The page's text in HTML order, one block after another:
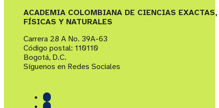
ACADEMIA COLOMBIANA DE CIENCIAS EXACTAS,
FÍSICAS Y NATURALES
Carrera 28 A No. 39A-63
Código postal: 110110
Bogotá, D.C.
Síguenos en Redes Sociales